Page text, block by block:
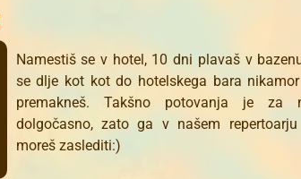
Namestiš se v hotel, 10 dni plavaš v
se dlje kot kot do hotelskega bara
premakneš. Takšno potovanja je za
dolgočasno, zato ga v našem
moreš zaslediti:)